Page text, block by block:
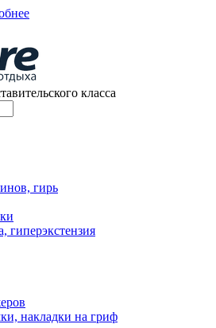
класса
гирь
гиперэкстензия
накладки на гриф